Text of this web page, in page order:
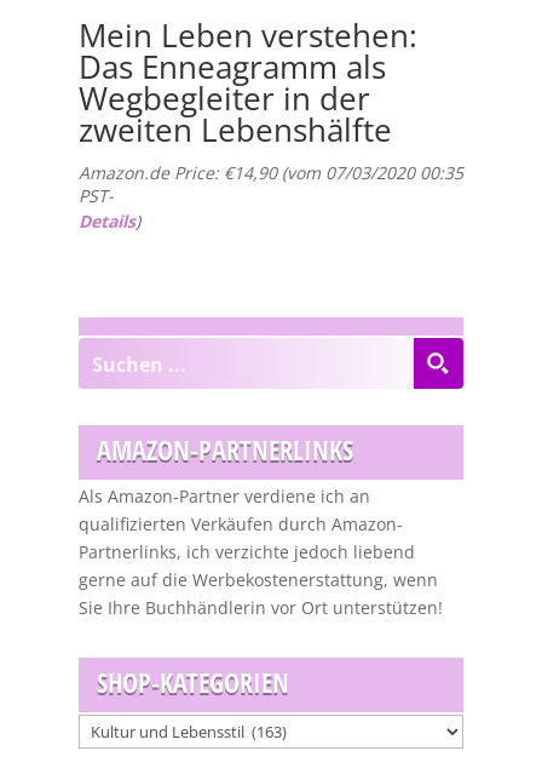
Mein Leben verstehen:
Das Enneagramm als
Wegbegleiter in der
zweiten Lebenshälfte
Amazon.de Price: €14,90(vom 07/03/2020 00:35
PST-
Details)
AMAZON-PARTNERLINKS
Als Amazon-Partner verdiene ich an
qualifizierten Verkäufen durch Amazon-
Partnerlinks, ich verzichte jedoch liebend
gerne auf die Werbekostenerstattung, wenn
Sie Ihre Buchhändlerin vor Ort unterstützen!
SHOP-KATEGORIEN